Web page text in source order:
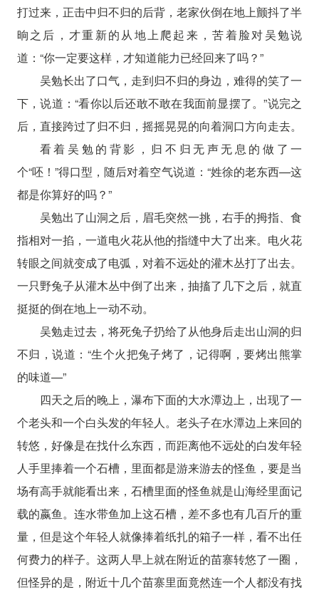
打过来，正击中归不归的后背，老家伙倒在地上颤抖了半
晌之后，才重新的从地上爬起来，苦着脸对吴勉说
道：“你一定要这样，才知道能力已经回来了吗？”
吴勉长出了口气，走到归不归的身边，难得的笑了一
下，说道：“看你以后还敢不敢在我面前显摆了。”说完之
后，直接跨过了归不归，摇摇晃晃的向着洞口方向走去。
看着吴勉的背影，归不归无声无息的做了一
个“呸！”得口型，随后对着空气说道：“姓徐的老东西—这
都是你算好的吗？”
吴勉出了山洞之后，眉毛突然一挑，右手的拇指、食
指相对一掐，一道电火花从他的指缝中大了出来。电火花
转眼之间就变成了电弧，对着不远处的灌木丛打了出去。
一只野兔子从灌木丛中倒了出来，抽搐了几下之后，就直
挺挺的倒在地上一动不动。
吴勉走过去，将死兔子扔给了从他身后走出山洞的归
不归，说道：“生个火把兔子烤了，记得啊，要烤出熊掌
的味道—”
四天之后的晚上，瀑布下面的大水潭边上，出现了一
个老头和一个白头发的年轻人。老头子在水潭边上来回的
转悠，好像是在找什么东西，而距离他不远处的白发年轻
人手里捧着一个石槽，里面都是游来游去的怪鱼，要是当
场有高手就能看出来，石槽里面的怪鱼就是山海经里面记
载的嬴鱼。连水带鱼加上这石槽，差不多也有几百斤的重
量，但是这个年轻人就像捧着纸扎的箱子一样，看不出任
何费力的样子。这两人早上就在附近的苗寨转悠了一圈，
但怪异的是，附近十几个苗寨里面竟然连一个人都没有找